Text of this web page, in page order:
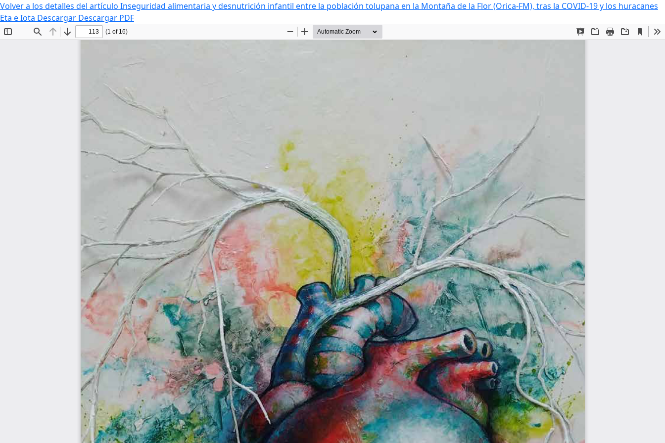
Volver a los detalles del artículo Inseguridad alimentaria y desnutrición infantil entre la población tolupana en la Montaña de la Flor (Orica-FM), tras la COVID-19 y los huracanes
Eta e Iota Descargar Descargar PDF